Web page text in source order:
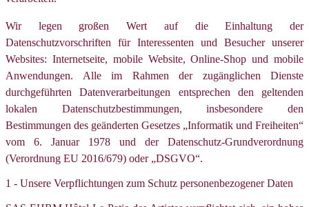
Wir legen großen Wert auf die Einhaltung der
Datenschutzvorschriften für Interessenten und Besucher unserer
Websites: Internetseite, mobile Website, Online-Shop und mobile
Anwendungen. Alle im Rahmen der zugänglichen Dienste
durchgeführten Datenverarbeitungen entsprechen den geltenden
lokalen Datenschutzbestimmungen, insbesondere den
Bestimmungen des geänderten Gesetzes „Informatik und Freiheiten“
vom 6. Januar 1978 und der Datenschutz-Grundverordnung
(Verordnung EU 2016/679) oder „DSGVO“.
1 - Unsere Verpflichtungen zum Schutz personenbezogener Daten